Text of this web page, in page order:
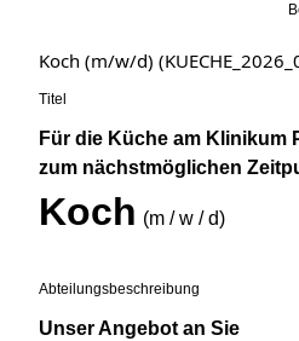
Koch (m/w/d)
Titel
Für die Küche am Klinikum
zum nächstmöglichen
Koch (m / w / d)
Abteilungsbeschreibung
Unser Angebot an Sie